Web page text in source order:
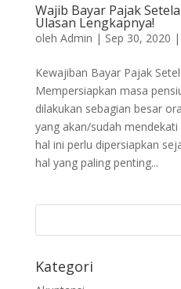
Wajib Bayar Pajak
Ulasan Lengkapnya!
oleh Admin | Sep 30, 2020 |
Kewajiban Bayar Pajak
Mempersiapkan masa
dilakukan sebagian besar
yang akan/sudah
hal ini perlu dipersiapkan
hal yang paling penting...
Kategori